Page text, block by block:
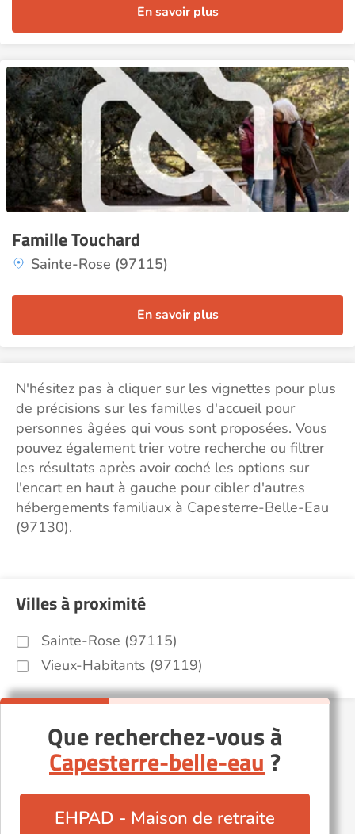
En savoir plus
Famille Touchard
Sainte-Rose (97115)
En savoir plus
N'hésitez pas à cliquer sur les vignettes pour plus
de précisions sur les familles d'accueil pour
personnes âgées qui vous sont proposées. Vous
pouvez également trier votre recherche ou filtrer
les résultats après avoir coché les options sur
l'encart en haut à gauche pour cibler d'autres
hébergements familiaux à Capesterre-Belle-Eau
(97130).
Villes à proximité
Sainte-Rose (97115)
Vieux-Habitants (97119)
Que recherchez-vous à
Capesterre-belle-eau ?
EHPAD - Maison de retraite